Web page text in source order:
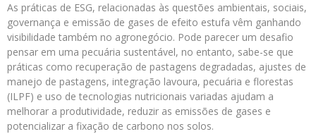
As práticas de ESG, relacionadas às questões ambientais, sociais,
governança e emissão de gases de efeito estufa vêm ganhando
visibilidade também no agronegócio. Pode parecer um desafio
pensar em uma pecuária sustentável, no entanto, sabe-se que
práticas como recuperação de pastagens degradadas, ajustes de
manejo de pastagens, integração lavoura, pecuária e florestas
(ILPF) e uso de tecnologias nutricionais variadas ajudam a
melhorar a produtividade, reduzir as emissões de gases e
potencializar a fixação de carbono nos solos.